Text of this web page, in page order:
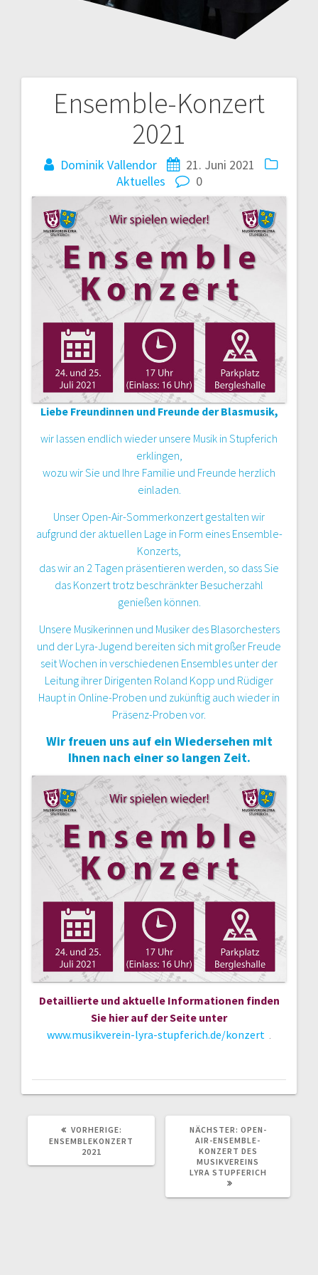
Ensemble-Konzert
2021
Dominik Vallendor
21. Juni 2021
Aktuelles
0
Liebe Freundinnen und Freunde der Blasmusik,
wir lassen endlich wieder unsere Musik in Stupferich
erklingen,
wozu wir Sie und Ihre Familie und Freunde herzlich
einladen.
Unser Open-Air-Sommerkonzert gestalten wir
aufgrund der aktuellen Lage in Form eines Ensemble-
Konzerts,
das wir an 2 Tagen präsentieren werden, so dass Sie
das Konzert trotz beschränkter Besucherzahl
genießen können.
Unsere Musikerinnen und Musiker des Blasorchesters
und der Lyra-Jugend bereiten sich mit großer Freude
seit Wochen in verschiedenen Ensembles unter der
Leitung ihrer Dirigenten Roland Kopp und Rüdiger
Haupt in Online-Proben und zukünftig auch wieder in
Präsenz-Proben vor.
Wir freuen uns auf ein Wiedersehen mit
Ihnen nach einer so langen Zeit.
Detaillierte und aktuelle Informationen finden
Sie hier auf der Seite unter
www.musikverein-lyra-stupferich.de/konzert .
Beitragsnavigation
VORHERIGE:
BEITRAG:
ENSEMBLEKONZERT
2021
NÄCHSTER: NÄCHSTER
BEITRAG:
OPEN-
AIR-ENSEMBLE-
KONZERT DES
MUSIKVEREINS
LYRA STUPFERICH